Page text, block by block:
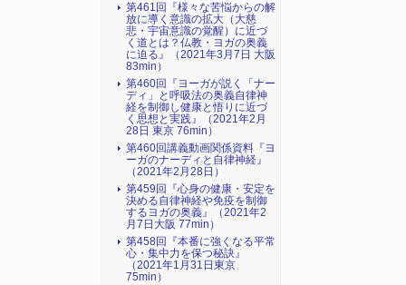
第461回『様々な苦悩からの解
放に導く意識の拡大（大慈
悲・宇宙意識の覚醒）に近づ
く道とは？仏教・ヨガの奥義
に迫る』（2021年3月7日 大阪
83min）
第460回『ヨーガが説く「ナー
ディ」と呼吸法の奥義自律神
経を制御し健康と悟りに近づ
く思想と実践』（2021年2月
28日 東京 76min）
第460回講義動画関係資料『ヨ
ーガのナーディと自律神経』
（2021年2月28日）
第459回『心身の健康・安定を
決める自律神経や免疫を制御
するヨガの奥義』（2021年2
月7日大阪 77min）
第458回『本番に強くなる平常
心・集中力を保つ秘訣』
（2021年1月31日東京
75min）